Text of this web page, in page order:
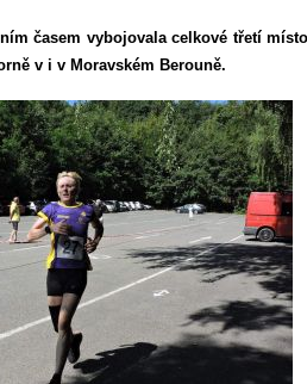
časem vybojovala celkové třetí
v i v Moravském Berouně.